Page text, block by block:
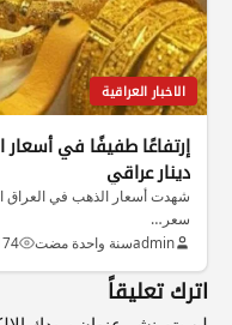
الاخبار العراقية
دينار عراقي
سعر…
adminسنة واحدة مضت
اترك تعليقاً